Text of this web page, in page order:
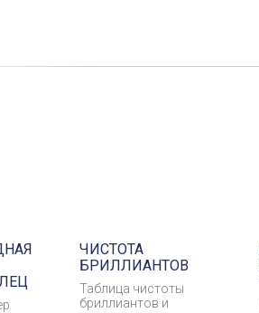
ЧИСТОТА
БРИЛЛИАНТОВ
Таблица чистоты
бриллиантов и